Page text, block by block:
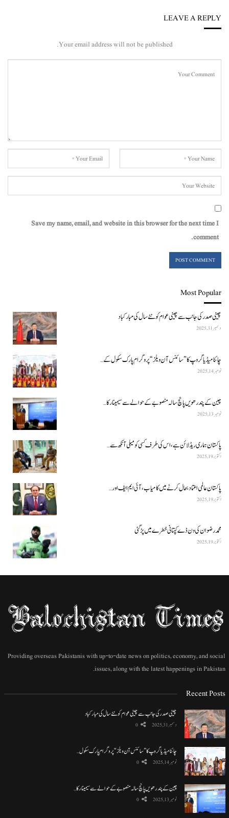
LEAVE A REPLY
Your email address will not be published.
Save my name, email, and website in this browser for the next time I
comment.
Most Popular
چینی صدر کی جانب سے چینی عوام کو نئے سال کی مبارکباد
دسمبر 31, 2025
چائنا میڈیا گروپ کا ”سائنس آن ویلز“ پروگرام پارک سکول کے…
نومبر 14, 2025
چین کے پندرھویں پانچ سالہ منصوبے کے حوالے سے سیمینار کا…
نومبر 13, 2025
پاکستان ہماری ریڈ لائن ہے، اس کی طرف کسی کو میلی آنکھ سے…
اکتوبر 19, 2025
پاکستان عالمی اعتماد بحال کرنے میں کامیاب، آئی ایم ایف اور…
اکتوبر 19, 2025
محمد رضوان کی ون ڈے کپتانی خطرے میں پڑ گئی
اکتوبر 19, 2025
Providing overseas Pakistanis with up-to-date news on politics, economy, and social
issues, along with the latest happenings in Pakistan.
Recent Posts
چینی صدر کی جانب سے چینی عوام کو نئے سال کی مبارکباد
دسمبر 31, 2025 0
چائنا میڈیا گروپ کا ”سائنس آن ویلز“ پروگرام پارک سکول…
نومبر 14, 2025 0
چین کے پندرھویں پانچ سالہ منصوبے کے حوالے سے سیمینار کا…
نومبر 13, 2025 0